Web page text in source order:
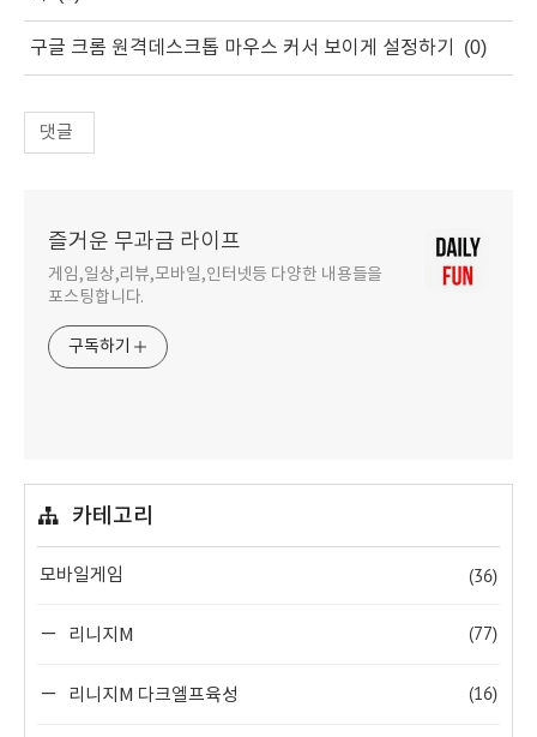
구글 크롬 원격데스크톱 마우스 커서 보이게 설정하기 (0)
댓글
즐거운 무과금 라이프
게임,일상,리뷰,모바일,인터넷등 다양한 내용들을
포스팅합니다.
구독하기
카테고리
모바일게임 (36)
리니지M (77)
리니지M 다크엘프육성 (16)